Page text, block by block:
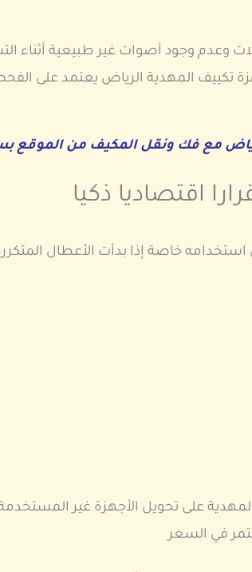
وعدم وجود أصوات غير طبيعية أثناء
تكييف المهدية الرياض يعتمد على
مع فك ونقل المكيف من الموقع
اقتصاديا ذكيا
خاصة إذا بدأت الأعطال
على تحويل الأجهزة غير المستخدمة
في السعر